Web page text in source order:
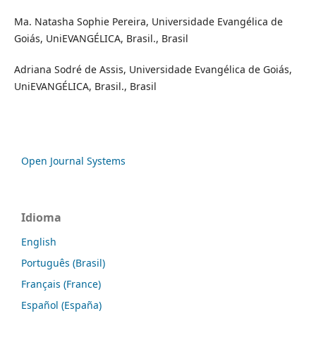
Ma. Natasha Sophie Pereira, Universidade Evangélica de
Goiás, UniEVANGÉLICA, Brasil., Brasil
Adriana Sodré de Assis, Universidade Evangélica de Goiás,
UniEVANGÉLICA, Brasil., Brasil
Open Journal Systems
Idioma
English
Português (Brasil)
Français (France)
Español (España)